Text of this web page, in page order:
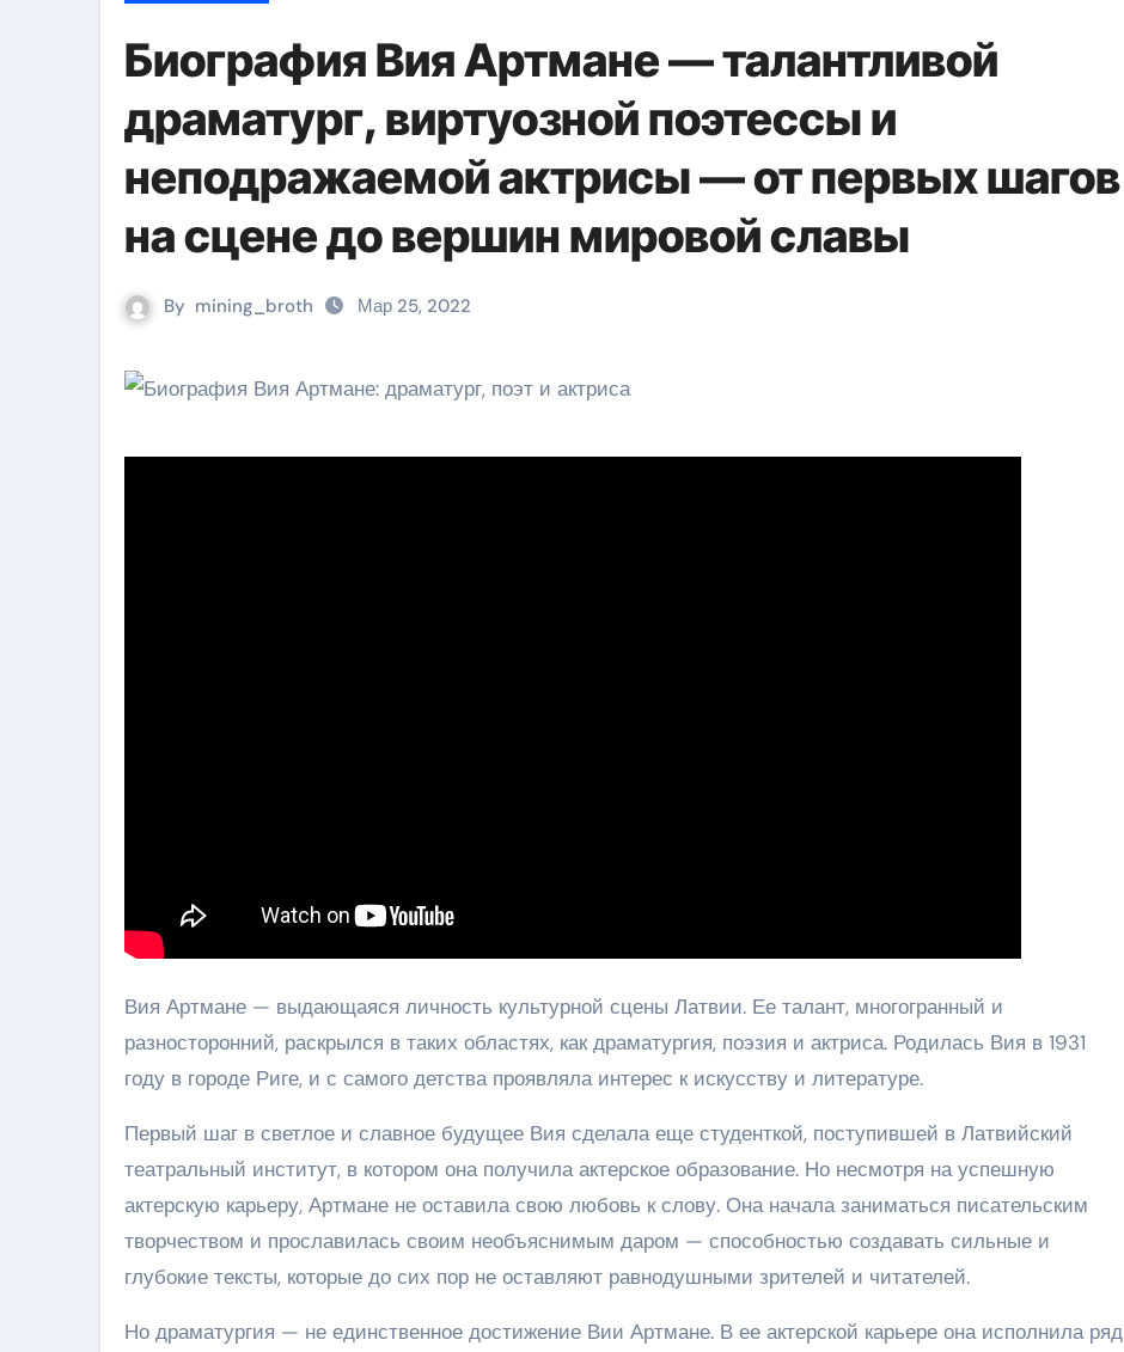
Биография Вия Артмане — талантливой
драматург, виртуозной поэтессы и
неподражаемой актрисы — от первых шагов
на сцене до вершин мировой славы
By mining_broth Мар 25, 2022
Вия Артмане — выдающаяся личность культурной сцены Латвии. Ее талант, многогранный и
разносторонний, раскрылся в таких областях, как драматургия, поэзия и актриса. Родилась Вия в 1931
году в городе Риге, и с самого детства проявляла интерес к искусству и литературе.
Первый шаг в светлое и славное будущее Вия сделала еще студенткой, поступившей в Латвийский
театральный институт, в котором она получила актерское образование. Но несмотря на успешную
актерскую карьеру, Артмане не оставила свою любовь к слову. Она начала заниматься писательским
творчеством и прославилась своим необъяснимым даром — способностью создавать сильные и
глубокие тексты, которые до сих пор не оставляют равнодушными зрителей и читателей.
Но драматургия — не единственное достижение Вии Артмане. В ее актерской карьере она исполнила ряд